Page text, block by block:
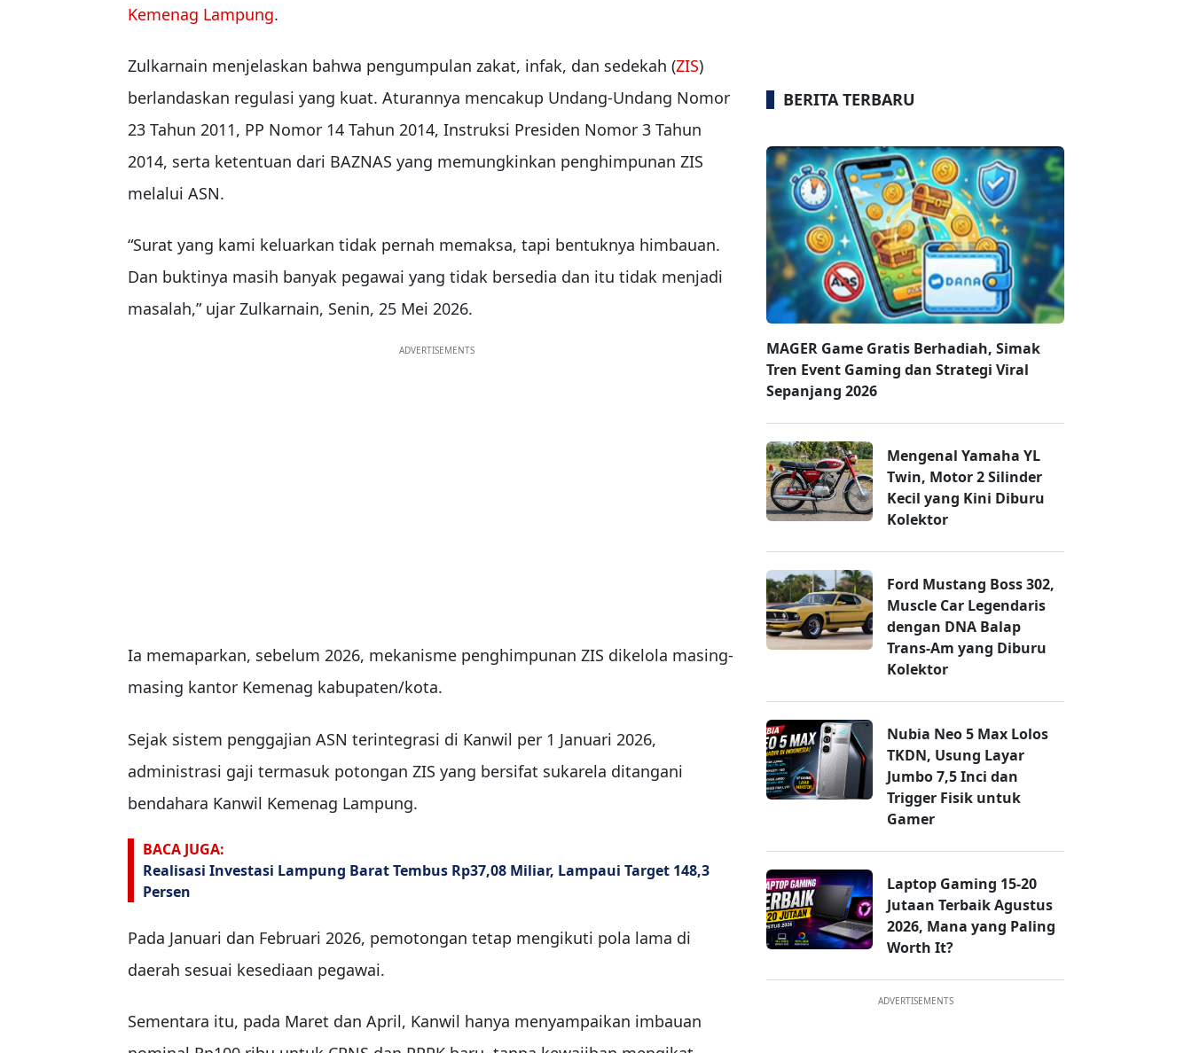
Kemenag Lampung.
Zulkarnain menjelaskan bahwa pengumpulan zakat, infak, dan sedekah (ZIS)
berlandaskan regulasi yang kuat. Aturannya mencakup Undang-Undang Nomor
23 Tahun 2011, PP Nomor 14 Tahun 2014, Instruksi Presiden Nomor 3 Tahun
2014, serta ketentuan dari BAZNAS yang memungkinkan penghimpunan ZIS
melalui ASN.
“Surat yang kami keluarkan tidak pernah memaksa, tapi bentuknya himbauan.
Dan buktinya masih banyak pegawai yang tidak bersedia dan itu tidak menjadi
masalah,” ujar Zulkarnain, Senin, 25 Mei 2026.
ADVERTISEMENTS
Ia memaparkan, sebelum 2026, mekanisme penghimpunan ZIS dikelola masing-
masing kantor Kemenag kabupaten/kota.
Sejak sistem penggajian ASN terintegrasi di Kanwil per 1 Januari 2026,
administrasi gaji termasuk potongan ZIS yang bersifat sukarela ditangani
bendahara Kanwil Kemenag Lampung.
BACA JUGA:
Realisasi Investasi Lampung Barat Tembus Rp37,08 Miliar, Lampaui Target 148,3
Persen
Pada Januari dan Februari 2026, pemotongan tetap mengikuti pola lama di
daerah sesuai kesediaan pegawai.
Sementara itu, pada Maret dan April, Kanwil hanya menyampaikan imbauan
BERITA TERBARU
MAGER Game Gratis Berhadiah, Simak
Tren Event Gaming dan Strategi Viral
Sepanjang 2026
Mengenal Yamaha YL
Twin, Motor 2 Silinder
Kecil yang Kini Diburu
Kolektor
Ford Mustang Boss 302,
Muscle Car Legendaris
dengan DNA Balap
Trans-Am yang Diburu
Kolektor
Nubia Neo 5 Max Lolos
TKDN, Usung Layar
Jumbo 7,5 Inci dan
Trigger Fisik untuk
Gamer
Laptop Gaming 15-20
Jutaan Terbaik Agustus
2026, Mana yang Paling
Worth It?
ADVERTISEMENTS